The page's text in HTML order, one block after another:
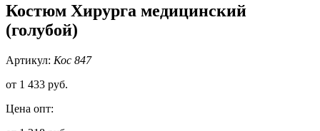
Костюм Хирурга медицинский
(голубой)
Артикул: Кос 847
от 1 433 руб.
Цена опт: